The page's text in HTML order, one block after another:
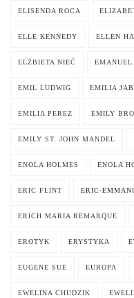
ELISENDA ROCA
ELLE KENNEDY ELLEN
ELŻBIETA NIEĆ
EMIL LUDWIG EMILIA
EMILIA PEREZ EMILY
EMILY ST. JOHN MANDEL
ENOLA HOLMES ENOLA
ERIC FLINT ERIC-
ERICH MARIA REMARQUE
EROTYK ERYSTYKA
EUGENE SUE EUROPA
EWELINA CHUDZIK